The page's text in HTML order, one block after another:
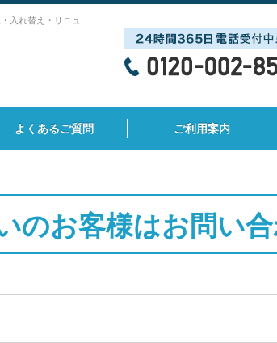
入れ替え・リニュ
よくあるご質問 ご利用案内
のお客様はお問い